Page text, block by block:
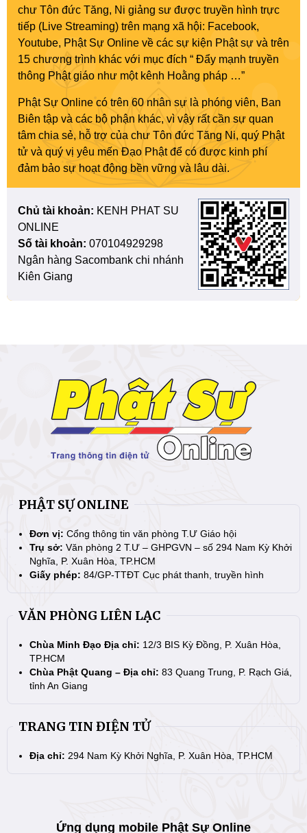
chư Tôn đức Tăng, Ni giảng sư được truyền hình trực
tiếp (Live Streaming) trên mạng xã hội: Facebook,
Youtube, Phật Sự Online về các sự kiện Phật sự và trên
15 chương trình khác với mục đích “ Đẩy mạnh truyền
thông Phật giáo như một kênh Hoằng pháp …”
Phật Sự Online có trên 60 nhân sự là phóng viên, Ban
Biên tập và các bộ phận khác, vì vậy rất cần sự quan
tâm chia sẻ, hỗ trợ của chư Tôn đức Tăng Ni, quý Phật
tử và quý vị yêu mến Đạo Phật để có được kinh phí
đảm bảo sự hoạt động bền vững và lâu dài.
Chủ tài khoản: KENH PHAT SU
ONLINE
Số tài khoản: 070104929298
Ngân hàng Sacombank chi nhánh
Kiên Giang
PHẬT SỰ ONLINE
Đơn vị: Cổng thông tin văn phòng T.Ư Giáo hội
Trụ sở: Văn phòng 2 T.Ư – GHPGVN – số 294 Nam Kỳ Khởi
Nghĩa, P. Xuân Hòa, TP.HCM
Giấy phép: 84/GP-TTĐT Cục phát thanh, truyền hình
VĂN PHÒNG LIÊN LẠC
Chùa Minh Đạo Địa chỉ: 12/3 BIS Kỳ Đồng, P. Xuân Hòa,
TP.HCM
Chùa Phật Quang – Địa chỉ: 83 Quang Trung, P. Rạch Giá,
tỉnh An Giang
TRANG TIN ĐIỆN TỬ
Địa chỉ: 294 Nam Kỳ Khởi Nghĩa, P. Xuân Hòa, TP.HCM
Ứng dụng mobile Phật Sự Online